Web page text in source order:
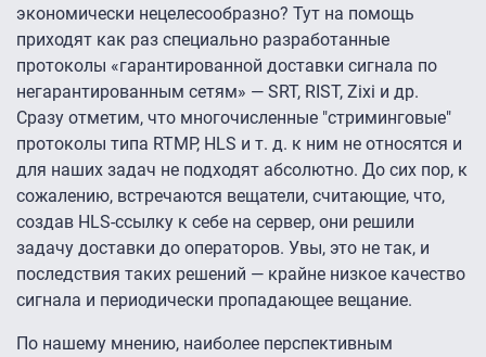
экономически нецелесообразно? Тут на помощь
приходят как раз специально разработанные
протоколы «гарантированной доставки сигнала по
негарантированным сетям» — SRT, RIST, Zixi и др.
Сразу отметим, что многочисленные "стриминговые"
протоколы типа RTMP, HLS и т. д. к ним не относятся и
для наших задач не подходят абсолютно. До сих пор, к
сожалению, встречаются вещатели, считающие, что,
создав HLS-ссылку к себе на сервер, они решили
задачу доставки до операторов. Увы, это не так, и
последствия таких решений — крайне низкое качество
сигнала и периодически пропадающее вещание.
По нашему мнению, наиболее перспективным